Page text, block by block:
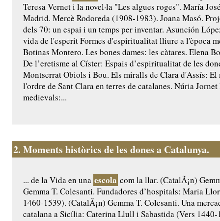
Teresa Vernet i la novel·la "Les algues roges". María
Madrid. Mercè Rodoreda (1908-1983). Joana Masó.
dels 70: un espai i un temps per inventar. Asunción
vida de l'esperit Formes d'espiritualitat lliure a l'època
Botinas Montero. Les bones dames: les càtares. Elena
De l’eretisme al Císter: Espais d’espiritualitat de les
Montserrat Obiols i Bou. Els miralls de Clara d'Assís: El
l'ordre de Sant Clara en terres de catalanes. Núria
medievals:...
2. Moments històrics de les dones a Catalunya.
... de la Vida en una escola com la llar. (CatalÃ¡n)
Gemma T. Colesanti. Fundadores d’hospitals: Maria
1460-1539). (CatalÃ¡n) Gemma T. Colesanti. Una
catalana a Sicília: Caterina Llull i Sabastida (Vers